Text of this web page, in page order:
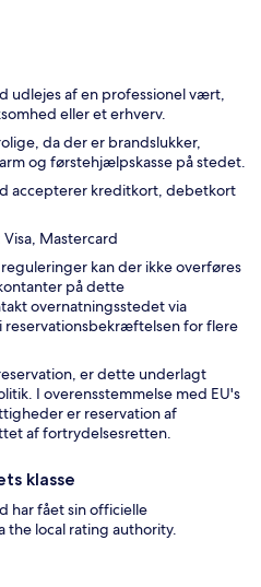
udlejes af en professionel vært,
eller et erhverv.
da der er brandslukker,
og førstehjælpskasse på stedet.
accepterer kreditkort, debetkort
Mastercard
kan der ikke overføres
på dette
overnatningsstedet via
reservationsbekræftelsen for flere
er dette underlagt
I overensstemmelse med EU's
er reservation af
af fortrydelsesretten.
klasse
har fået sin officielle
the local rating authority.